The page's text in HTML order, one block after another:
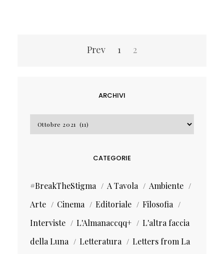
Prev 1 2
ARCHIVI
Archivi
CATEGORIE
#BreakTheStigma A Tavola
Ambiente
Arte
Cinema Editoriale
Filosofia
Interviste
L'Almanaccqq+
L'altra faccia
della Luna
Letteratura
Letters from La